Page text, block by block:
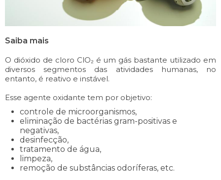
Saiba mais
O dióxido de cloro ClO₂ é um gás bastante utilizado em
diversos segmentos das atividades humanas, no
entanto, é reativo e instável.
Esse agente oxidante tem por objetivo:
controle de microorganismos,
eliminação de bactérias gram-positivas e
negativas,
desinfecção,
tratamento de água,
limpeza,
remoção de substâncias odoríferas, etc.